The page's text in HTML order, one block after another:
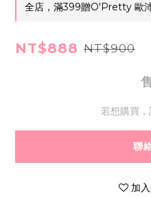
全店，滿399贈O'Pretty 歐
NT$888 NT$900
若想購買，
聯
加